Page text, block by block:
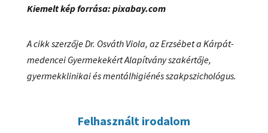
Kiemelt kép forrása: pixabay.com
A cikk szerzője Dr. Osváth Viola, az Erzsébet a Kárpát-
medencei Gyermekekért Alapítvány szakértője,
gyermekklinikai és mentálhigiénés szakpszichológus.
Felhasznált irodalom